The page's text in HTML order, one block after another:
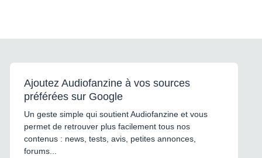
Ajoutez Audiofanzine à vos sources
préférées sur Google
Un geste simple qui soutient Audiofanzine et vous
permet de retrouver plus facilement tous nos
contenus : news, tests, avis, petites annonces,
forums...